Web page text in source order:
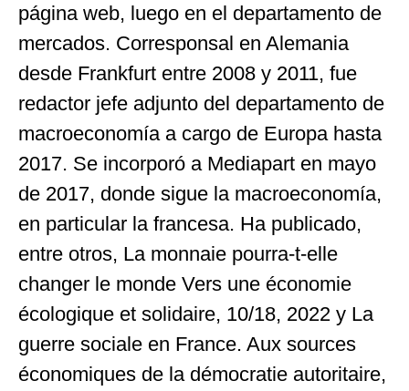
página web, luego en el departamento de
mercados. Corresponsal en Alemania
desde Frankfurt entre 2008 y 2011, fue
redactor jefe adjunto del departamento de
macroeconomía a cargo de Europa hasta
2017. Se incorporó a Mediapart en mayo
de 2017, donde sigue la macroeconomía,
en particular la francesa. Ha publicado,
entre otros, La monnaie pourra-t-elle
changer le monde Vers une économie
écologique et solidaire, 10/18, 2022 y La
guerre sociale en France. Aux sources
économiques de la démocratie autoritaire,